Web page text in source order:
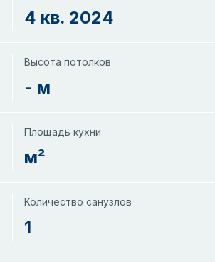
4 кв. 2024
Высота потолков
- м
Площадь кухни
м²
Количество санузлов
1